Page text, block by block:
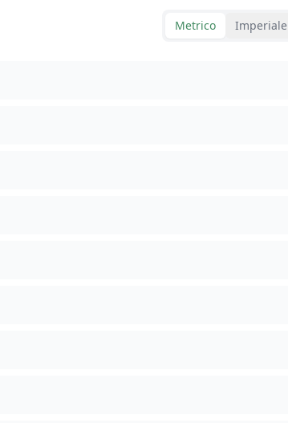
Metrico Imperiale